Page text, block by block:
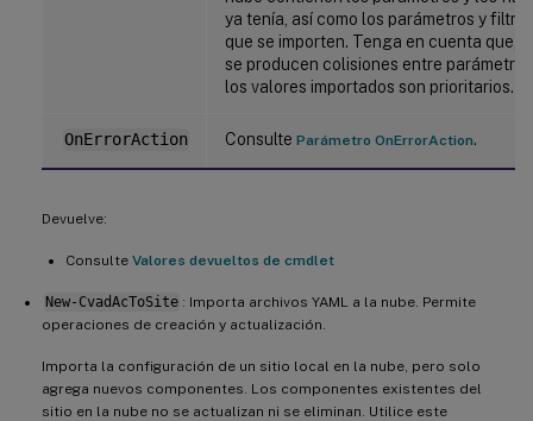
ya tenía, así como los parámetros y
que se importen. Tenga en cuenta que,
se producen colisiones entre
los valores importados son prioritarios.
OnErrorAction Consulte Parámetro OnErrorAction.
Devuelve:
Consulte Valores devueltos de cmdlet
New-CvadAcToSite : Importa archivos YAML a la nube. Permite
operaciones de creación y actualización.
Importa la configuración de un sitio local en la nube, pero solo
agrega nuevos componentes. Los componentes existentes del
sitio en la nube no se actualizan ni se eliminan. Utilice este